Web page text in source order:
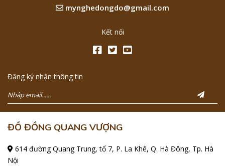
mynghedongdo@gmail.com
Kết nối
Đăng ký nhận thông tin
ĐỒ ĐỒNG QUANG VƯỢNG
614 đường Quang Trung, tổ 7, P. La Khê, Q. Hà Đông, Tp. Hà
Nội